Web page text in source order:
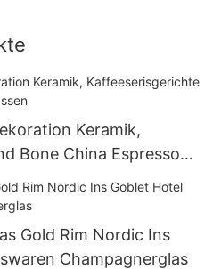
Keramik,
Bone China Espresso
Gold Rim Nordic Ins
Champagnerglas